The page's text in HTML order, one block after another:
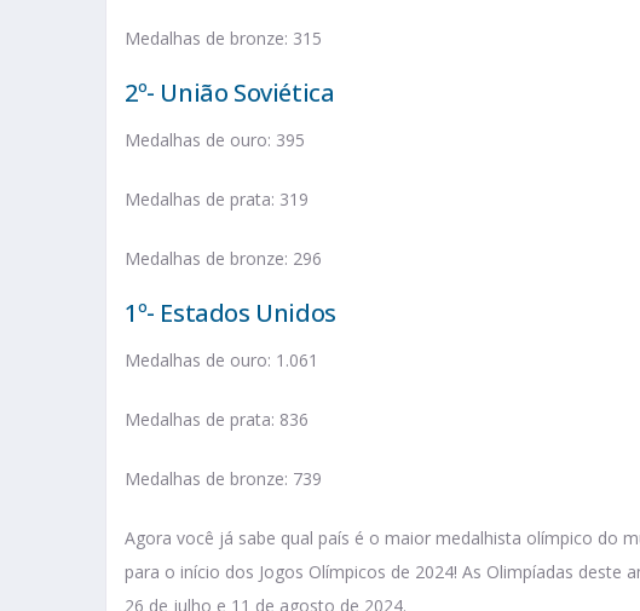
Medalhas de bronze: 315
2º- União Soviética
Medalhas de ouro: 395
Medalhas de prata: 319
Medalhas de bronze: 296
1º- Estados Unidos
Medalhas de ouro: 1.061
Medalhas de prata: 836
Medalhas de bronze: 739
Agora você já sabe qual país é o maior medalhista olímpico do
para o início dos Jogos Olímpicos de 2024! As Olimpíadas deste
26 de julho e 11 de agosto de 2024.